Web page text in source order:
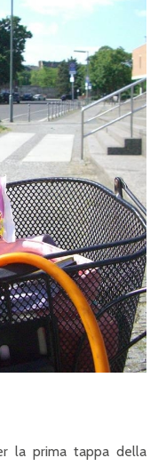
la prima tappa della